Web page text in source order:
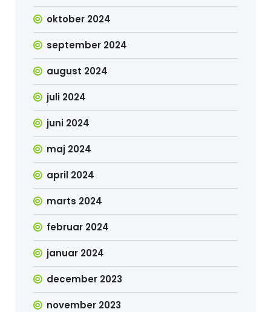
oktober 2024
september 2024
august 2024
juli 2024
juni 2024
maj 2024
april 2024
marts 2024
februar 2024
januar 2024
december 2023
november 2023